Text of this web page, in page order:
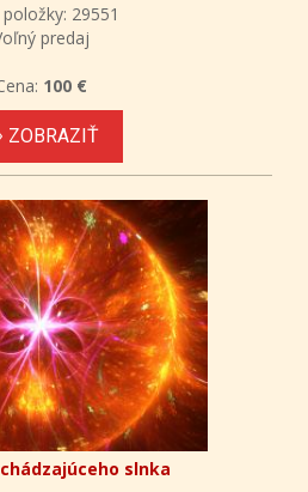
položky: 29551
predaj
100 €
ZOBRAZIŤ
slnka